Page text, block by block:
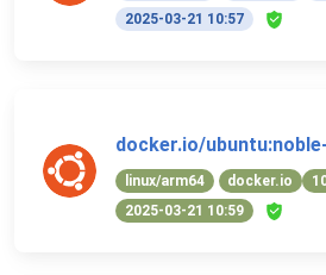
2025-03-21 10:57
docker.io/
linux/arm64 docker.io
2025-03-21 10:59